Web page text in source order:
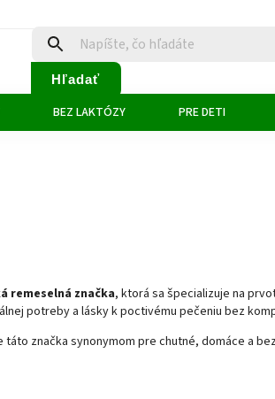
Hľadať
BEZ LAKTÓZY PRE DETI
remeselná značka, ktorá sa špecializuje na
potreby a lásky k poctivému pečeniu bez
značka synonymom pre chutné, domáce a